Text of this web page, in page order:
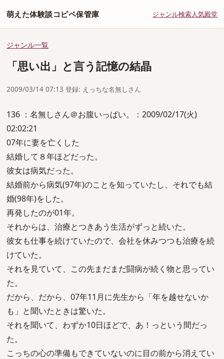
萌えた体験談コピペ保管庫 ジャンル検索人気殿堂
ジャンル一覧
「思い出」と言う記憶の結晶
2009/03/14 07:13 登録: えっちな名無しさん
136 ：名無しさん＠お腹いっぱい。：2009/02/17(火)
02:02:21
07年に妻を亡くした
結婚して８年ほどだった。
彼女は病気だった。
結婚前から病気(97年)のことを知っていたし、それでも結
婚(98年)をした。
再発したのが01年。
それからは、治療とつきあう生活がずっと続いた。
彼女も仕事を続けていたので、会社を休みつつも治療を続
けていた。
それを見ていて、この先まだまだ闘病が続く物と思ってい
た。
だから、だから、07年11月に先生から「年を越せないか
も」と聞いたときは驚いた。
それを聞いて、わずか10日ほどで、あ！っという間だっ
た。
こっちの心の準備もできていないのに目の前から消えてい